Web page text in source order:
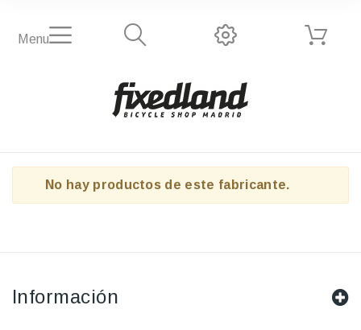
Menu
No hay productos de este fabricante.
Información